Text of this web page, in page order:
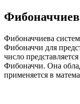
Фибоначчиева
Фибоначчи для
число
Фибоначчи. Она
применяется в